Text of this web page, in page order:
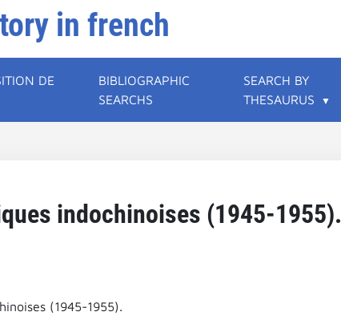
in french
DE
BIBLIOGRAPHIC
SEARCHS
SEARCH BY
THESAURUS
indochinoises (1945-1955).
(1945-1955).